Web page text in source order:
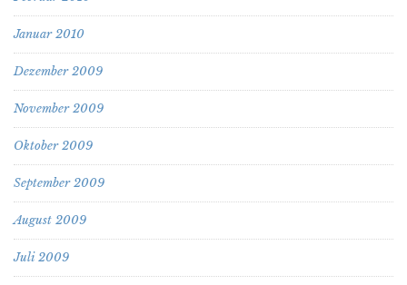
Januar 2010
Dezember 2009
November 2009
Oktober 2009
September 2009
August 2009
Juli 2009